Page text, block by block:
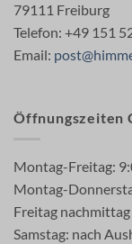
79111 Freiburg
Telefon: +49 151
Email:
Öffnungszeiten
Montag-Freitag:
Montag-
Freitag nachmittag
Samstag: nach